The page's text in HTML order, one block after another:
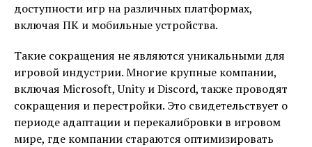
доступности игр на различных платформах,
включая ПК и мобильные устройства.
Такие сокращения не являются уникальными для
игровой индустрии. Многие крупные компании,
включая Microsoft, Unity и Discord, также проводят
сокращения и перестройки. Это свидетельствует о
периоде адаптации и перекалибровки в игровом
мире, где компании стараются оптимизировать